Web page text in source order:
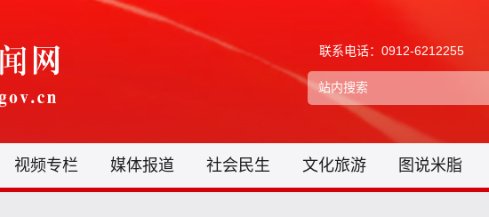
联系电话：0912-6212255
视频专栏 媒体报道 社会民生 文化旅游 图说米脂